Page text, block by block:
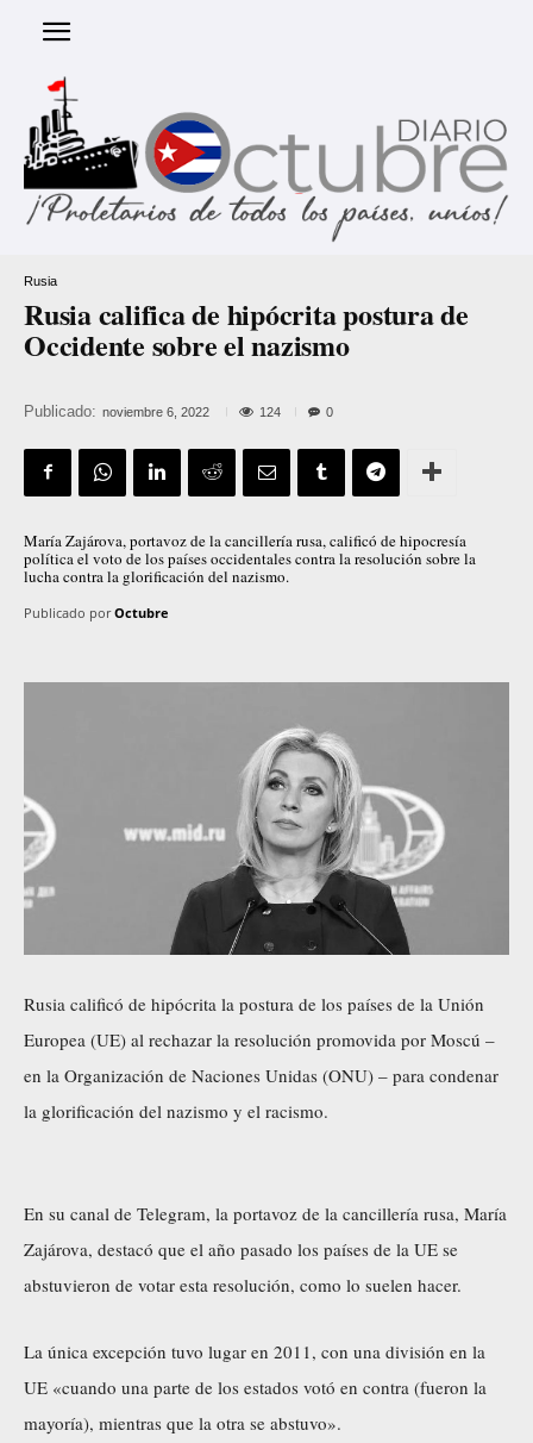
Rusia
Rusia califica de hipócrita postura de
Occidente sobre el nazismo
Publicado: noviembre 6, 2022 124 0
María Zajárova, portavoz de la cancillería rusa, calificó de hipocresía
política el voto de los países occidentales contra la resolución sobre la
lucha contra la glorificación del nazismo.
Publicado por Octubre
Rusia calificó de hipócrita la postura de los países de la Unión
Europea (UE) al rechazar la resolución promovida por Moscú –
en la Organización de Naciones Unidas (ONU) – para condenar
la glorificación del nazismo y el racismo.
En su canal de Telegram, la portavoz de la cancillería rusa, María
Zajárova, destacó que el año pasado los países de la UE se
abstuvieron de votar esta resolución, como lo suelen hacer.
La única excepción tuvo lugar en 2011, con una división en la
UE «cuando una parte de los estados votó en contra (fueron la
mayoría), mientras que la otra se abstuvo».